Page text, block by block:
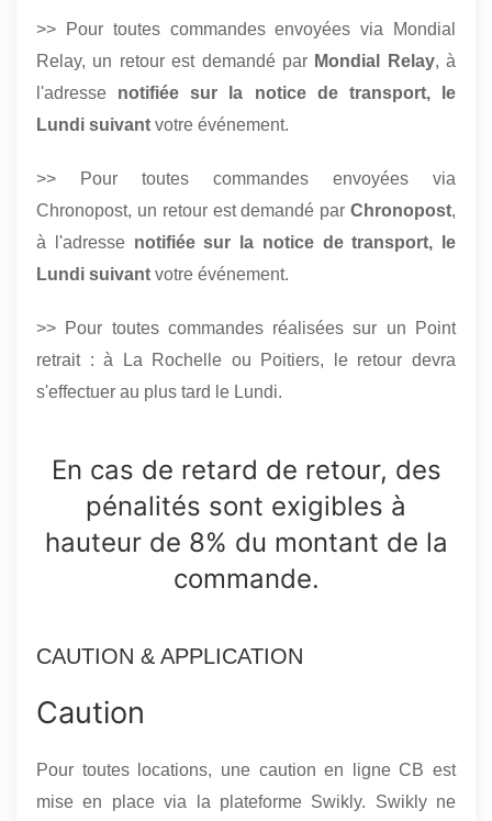
>> Pour toutes commandes envoyées via Mondial
Relay, un retour est demandé parMondial Relay, à
l'adresse notifiée sur la notice de transport, le
Lundi suivant votre événement.
>> Pour toutes commandes envoyées via
Chronopost, un retour est demandé par Chronopost,
à l'adresse notifiée sur la notice de transport, le
Lundi suivant votre événement.
>> Pour toutes commandes réalisées sur un Point
retrait : à La Rochelle ou Poitiers, le retour devra
s'effectuer au plus tard le Lundi.
En cas de retard de retour, des
pénalités sont exigibles à
hauteur de 8% du montant de la
commande.
CAUTION & APPLICATION
Caution
Pour toutes locations, une caution en ligne CB est
mise en place via la plateforme Swikly. Swikly ne